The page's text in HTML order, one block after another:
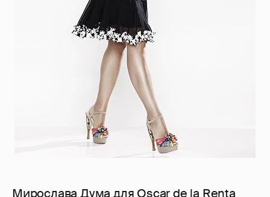
Мирослава Дума для Oscar de la Renta